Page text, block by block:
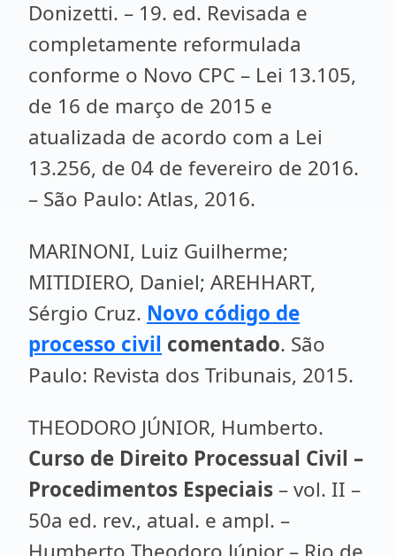
Donizetti. – 19. ed. Revisada e
completamente reformulada
conforme o Novo CPC – Lei 13.105,
de 16 de março de 2015 e
atualizada de acordo com a Lei
13.256, de 04 de fevereiro de 2016.
– São Paulo: Atlas, 2016.
MARINONI, Luiz Guilherme;
MITIDIERO, Daniel; AREHHART,
Sérgio Cruz. Novo código de
processo civil comentado. São
Paulo: Revista dos Tribunais, 2015.
THEODORO JÚNIOR, Humberto.
Curso de Direito Processual Civil –
Procedimentos Especiais – vol. II –
50a ed. rev., atual. e ampl. –